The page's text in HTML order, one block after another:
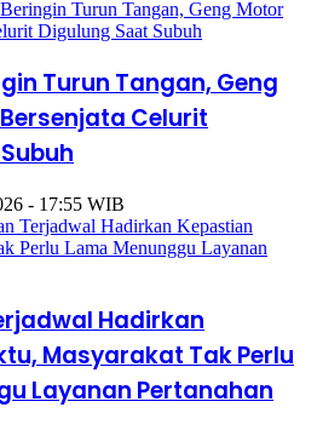
Turun Tangan, Geng
Celurit
- 17:55 WIB
Hadirkan
Masyarakat Tak Perlu
Layanan Pertanahan